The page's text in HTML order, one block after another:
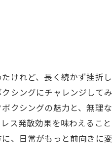
けれど、長く続かず挫折
シングにチャレンジして
クシングの魅力と、無理
ス発散効果を味わえるこ
、日常がもっと前向きに